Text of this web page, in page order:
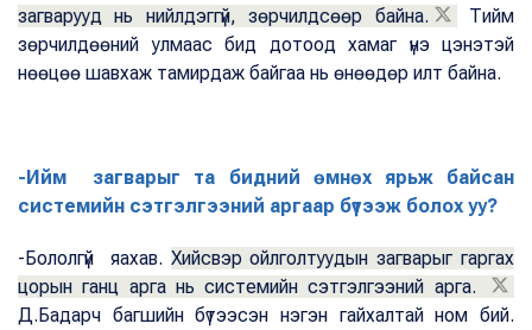
загварууд нь нийлдэггүй, зөрчилдсөөр байна.
Тийм
зөрчилдөөний улмаас бид дотоод хамаг үнэ цэнэтэй
нөөцөө шавхаж тамирдаж байгаа нь өнөөдөр илт байна.
-Ийм загварыг та бидний өмнөх ярьж байсан
системийн сэтгэлгээний аргаар бүтээж болох уу?
-Бололгүй яахав. Хийсвэр ойлголтуудын загварыг гаргах
цорын ганц арга нь системийн сэтгэлгээний арга.
Д.Бадарч багшийн бүтээсэн нэгэн гайхалтай ном бий.